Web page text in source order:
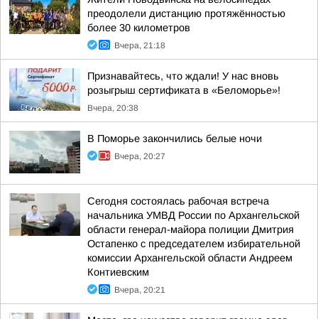
преодолели дистанцию протяжённостью
более 30 километров
Вчера, 21:18
Признавайтесь, что ждали! У нас вновь
розыгрыш сертификата в «Беломорье»!
Вчера, 20:38
В Поморье закончились белые ночи
Вчера, 20:27
Сегодня состоялась рабочая встреча
начальника УМВД России по Архангельской
области генерал-майора полиции Дмитрия
Остапенко с председателем избирательной
комиссии Архангельской области Андреем
Контиевским
Вчера, 20:21